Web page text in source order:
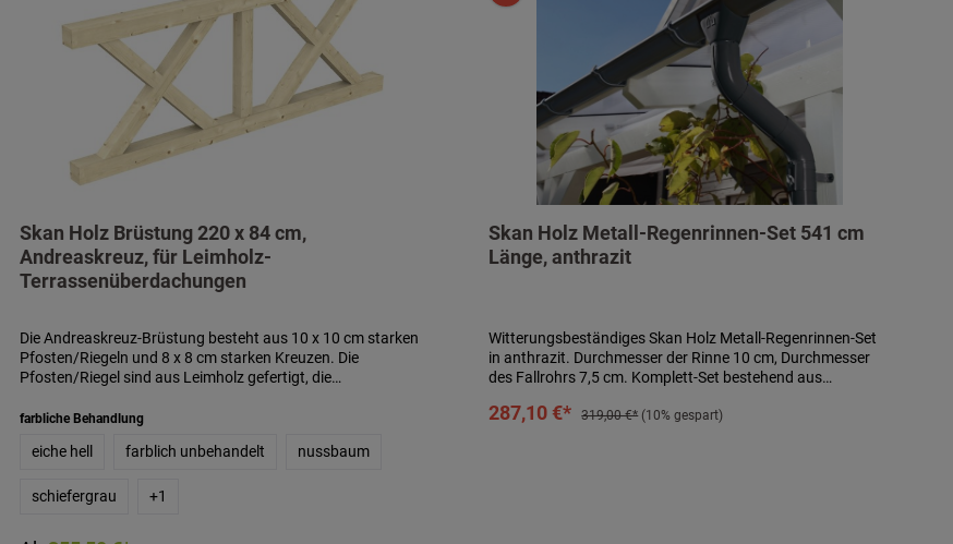
Skan Holz Brüstung 220 x 84 cm,
Andreaskreuz, für Leimholz-
Terrassenüberdachungen
Die Andreaskreuz-Brüstung besteht aus 10 x 10 cm starken
Pfosten/Riegeln und 8 x 8 cm starken Kreuzen. Die
Pfosten/Riegel sind aus Leimholz gefertigt, die
Terrassenüberdachungen mit Mittelpfosten. Die Höhe der
Terrassenüberdachungen aus Leimholz mit einem
Farbbehandlung in den Farben weiß, schiefergrau,
farbliche Behandlung
eiche hell farblich unbehandelt nussbaum
schiefergrau +1
Skan Holz Metall-Regenrinnen-Set 541 cm
Länge, anthrazit
Witterungsbeständiges Skan Holz Metall-Regenrinnen-Set
in anthrazit. Durchmesser der Rinne 10 cm, Durchmesser
des Fallrohrs 7,5 cm. Komplett-Set bestehend aus
Verbindungselementen, Rohrschellen, Regenrinnenhaltern,
287,10 €* 319,00 €* (10% gespart)
In den Warenkorb